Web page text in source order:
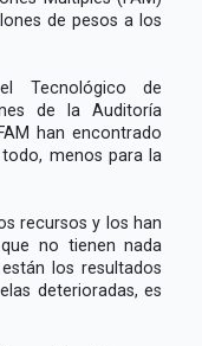
de pesos a los
Tecnológico de
de la Auditoría
han encontrado
menos para la
recursos y los han
no tienen nada
los resultados
deterioradas, es